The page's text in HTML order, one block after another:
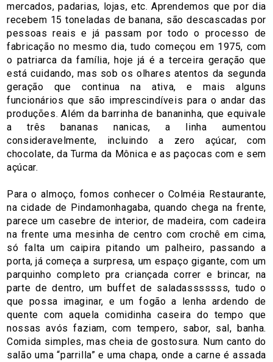
mercados, padarias, lojas, etc. Aprendemos que por dia
recebem 15 toneladas de banana, são descascadas por
pessoas reais e já passam por todo o processo de
fabricação no mesmo dia, tudo começou em 1975, com
o patriarca da família, hoje já é a terceira geração que
está cuidando, mas sob os olhares atentos da segunda
geração que continua na ativa, e mais alguns
funcionários que são imprescindíveis para o andar das
produções. Além da barrinha de bananinha, que equivale
a três bananas nanicas, a linha aumentou
consideravelmente, incluindo a zero açúcar, com
chocolate, da Turma da Mônica e as paçocas com e sem
açúcar.
Para o almoço, fomos conhecer o Colméia Restaurante,
na cidade de Pindamonhagaba, quando chega na frente,
parece um casebre de interior, de madeira, com cadeira
na frente uma mesinha de centro com crochê em cima,
só falta um caipira pitando um palheiro, passando a
porta, já começa a surpresa, um espaço gigante, com um
parquinho completo pra criançada correr e brincar, na
parte de dentro, um buffet de saladasssssss, tudo o
que possa imaginar, e um fogão a lenha ardendo de
quente com aquela comidinha caseira do tempo que
nossas avós faziam, com tempero, sabor, sal, banha.
Comida simples, mas cheia de gostosura. Num canto do
salão uma “parrilla” e uma chapa, onde a carne é assada